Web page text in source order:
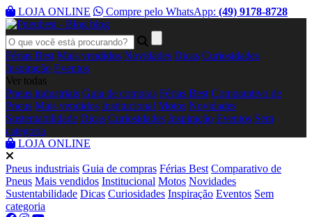
LOJA ONLINE Compre pelo WhatsApp: (49) 9178-8728
blog
Férias Best Mais vendidos Novidades Dicas Curiosidades
Inspiração Eventos
Ver todas
Pneus industriais Guia de compras Férias Best Comparativo de
Pneus Mais vendidos Institucional Motos Novidades
Sustentabilidade Dicas Curiosidades Inspiração Eventos Sem
categoria
LOJA ONLINE
Pneus industriais Guia de compras Férias Best Comparativo de
Pneus Mais vendidos Institucional Motos Novidades
Sustentabilidade Dicas Curiosidades Inspiração Eventos Sem
categoria